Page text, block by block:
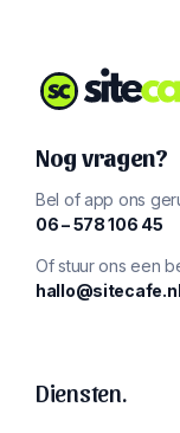
Nog vragen?
Bel of app ons
‪06 – 578 106 45‬
Of stuur ons een
hallo@sitecafe.nl
Diensten.